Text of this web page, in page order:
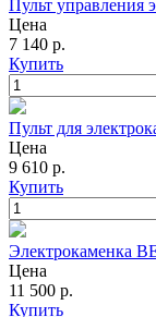
Пульт
Цена
7 140 р.
Купить
Пульт для
Цена
9 610 р.
Купить
Электрокаменка
Цена
11 500 р.
Купить